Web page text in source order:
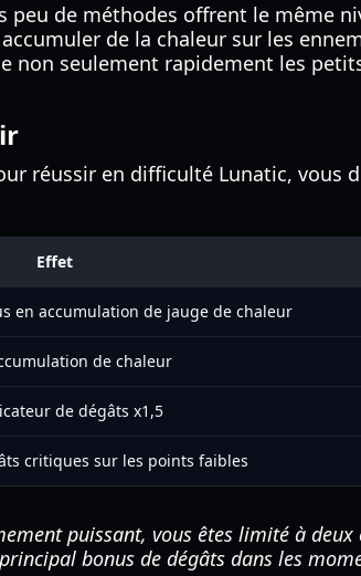
peu de méthodes offrent le même
de la chaleur sur les
non seulement rapidement les
réussir en difficulté Lunatic,
Effet
en accumulation de jauge de chaleur
de chaleur
de dégâts x1,5
critiques sur les points faibles
puissant, vous êtes limité à
bonus de dégâts dans les